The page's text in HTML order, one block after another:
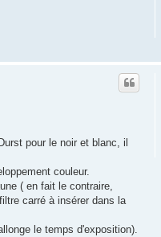
pour le noir et blanc, il
couleur.
( en fait le contraire,
carré à insérer dans la
le temps d'exposition).